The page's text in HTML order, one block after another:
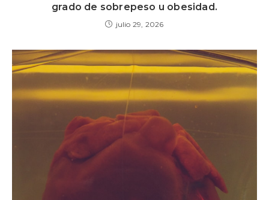
grado de sobrepeso u obesidad.
julio 29, 2026